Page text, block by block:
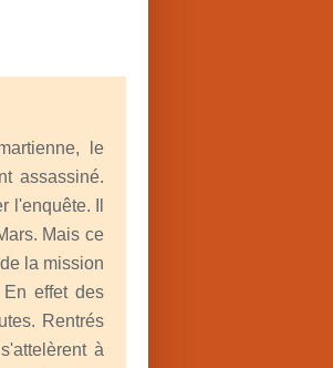
le
assassiné.
l'enquête. Il
Mais ce
la mission
effet des
Rentrés
à